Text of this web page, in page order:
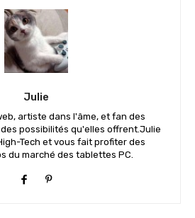
Julie
artiste dans l'âme, et fan des
possibilités qu'elles offrent.Julie
Tech et vous fait profiter des
du marché des tablettes PC.